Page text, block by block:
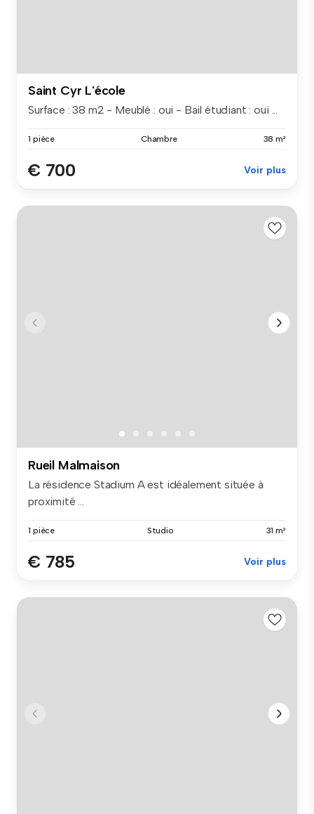
Saint Cyr L'école
Surface : 38 m2 - Meublé : oui - Bail étudiant : oui ...
1 pièce Chambre 38 m²
€ 700 Voir plus
Rueil Malmaison
La résidence Stadium A est idéalement située à
proximité ...
1 pièce Studio 31 m²
€ 785 Voir plus